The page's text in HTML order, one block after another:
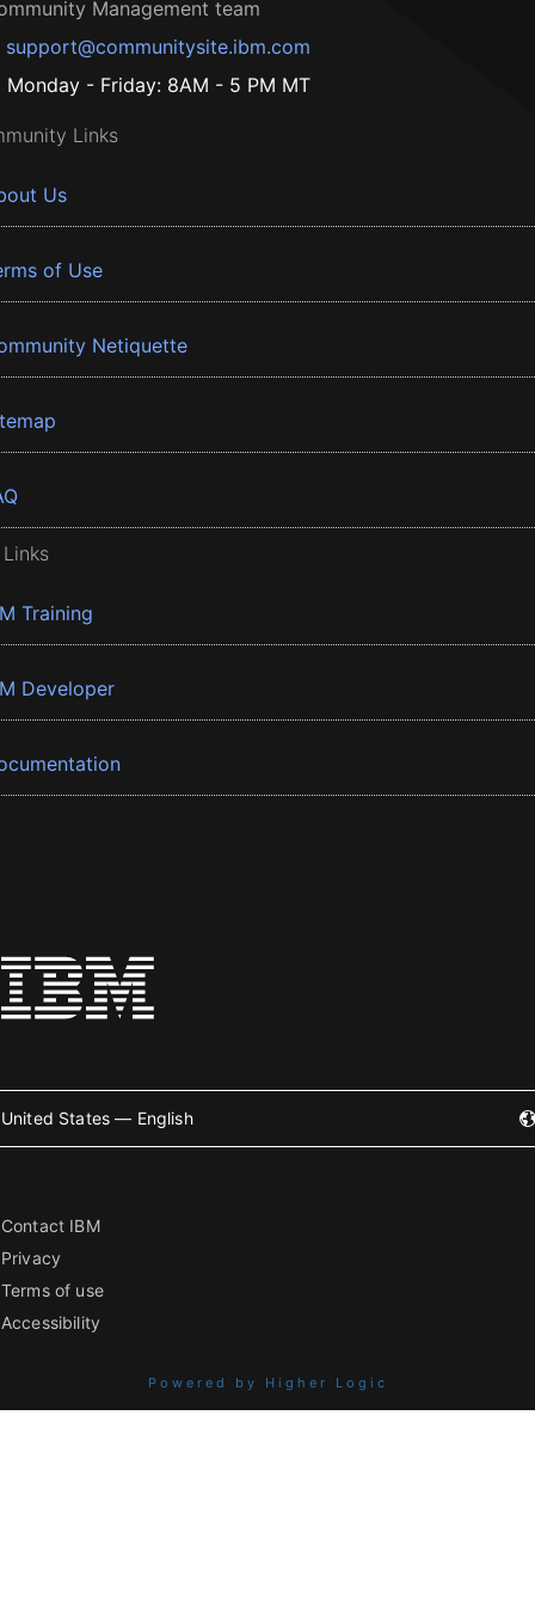
Management team
support@communitysite.ibm.com
Monday - Friday: 8AM - 5 PM MT
Links
Us
of Use
Netiquette
Training
Developer
United States — English
Contact IBM
Privacy
Terms of use
Accessibility
Powered by Higher Logic